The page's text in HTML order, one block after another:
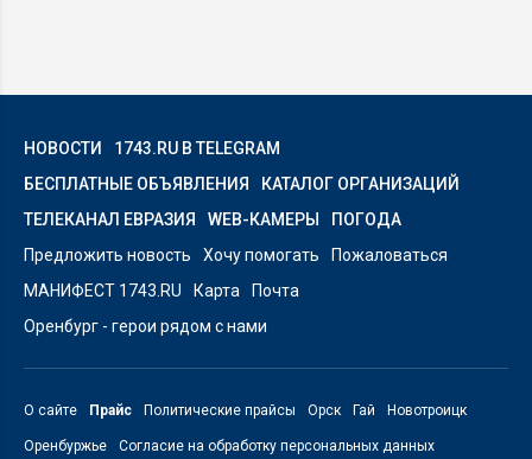
НОВОСТИ
1743.RU В TELEGRAM
БЕСПЛАТНЫЕ ОБЪЯВЛЕНИЯ
КАТАЛОГ ОРГАНИЗАЦИЙ
ТЕЛЕКАНАЛ ЕВРАЗИЯ
WEB-КАМЕРЫ
ПОГОДА
Предложить новость
Хочу помогать
Пожаловаться
МАНИФЕСТ 1743.RU
Карта
Почта
Оренбург - герои рядом с нами
О сайте Прайс Политические прайсы Орск Гай Новотроицк
Оренбуржье Согласие на обработку персональных данных